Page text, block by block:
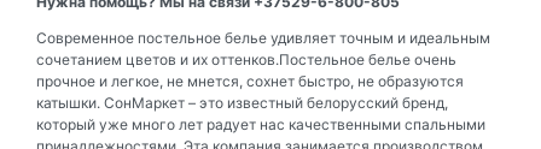
Современное постельное белье удивляет точным и идеальным
сочетанием цветов и их оттенков.Постельное белье очень
прочное и легкое, не мнется, сохнет быстро, не образуются
катышки. СонМаркет – это известный белорусский бренд,
который уже много лет радует нас качественными спальными